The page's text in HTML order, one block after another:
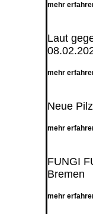
mehr
Laut
mehr
Neue
mehr
FUNGI
Bremen
mehr